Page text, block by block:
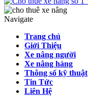
Navigate
Trang chủ
Giới Thiệu
Xe nâng người
Xe nâng hàng
Thông số kỹ thuật
Tin Tức
Liên Hệ